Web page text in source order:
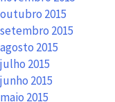
outubro 2015
setembro 2015
agosto 2015
julho 2015
junho 2015
maio 2015